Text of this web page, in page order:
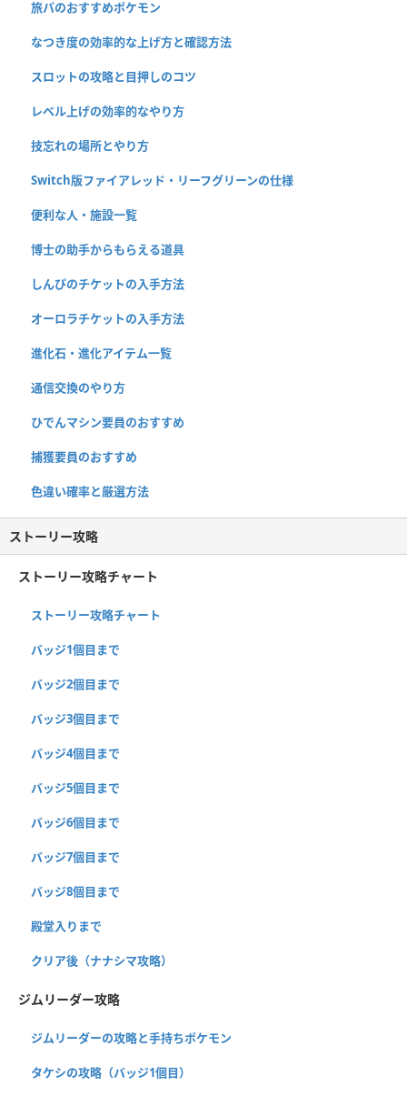
旅パのおすすめポケモン
なつき度の効率的な上げ方と確認方法
スロットの攻略と目押しのコツ
レベル上げの効率的なやり方
技忘れの場所とやり方
Switch版ファイアレッド・リーフグリーンの仕様
便利な人・施設一覧
博士の助手からもらえる道具
しんぴのチケットの入手方法
オーロラチケットの入手方法
進化石・進化アイテム一覧
通信交換のやり方
ひでんマシン要員のおすすめ
捕獲要員のおすすめ
色違い確率と厳選方法
ストーリー攻略
ストーリー攻略チャート
ストーリー攻略チャート
バッジ1個目まで
バッジ2個目まで
バッジ3個目まで
バッジ4個目まで
バッジ5個目まで
バッジ6個目まで
バッジ7個目まで
バッジ8個目まで
殿堂入りまで
クリア後（ナナシマ攻略）
ジムリーダー攻略
ジムリーダーの攻略と手持ちポケモン
タケシの攻略（バッジ1個目）